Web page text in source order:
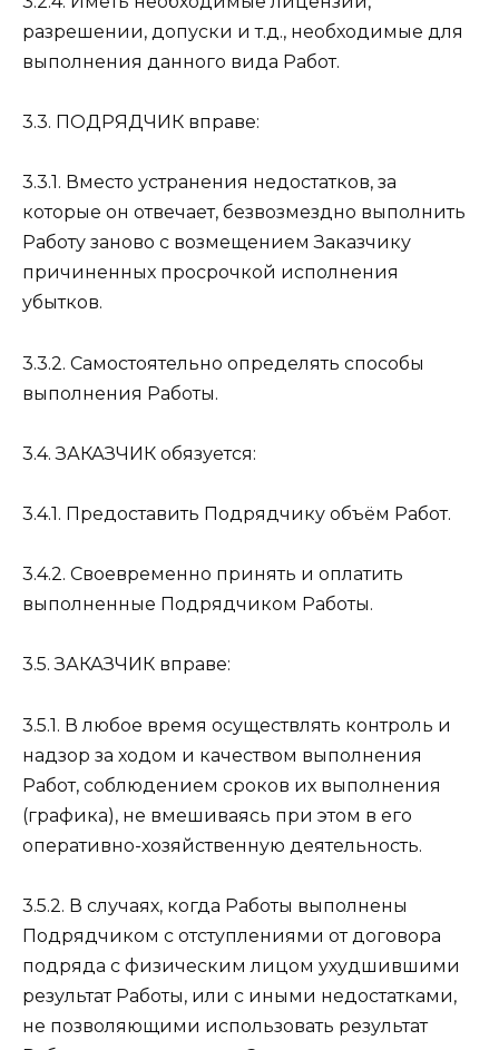
разрешении, допуски и т.д., необходимые для
выполнения данного вида Работ.
3.3. ПОДРЯДЧИК вправе:
3.3.1. Вместо устранения недостатков, за
которые он отвечает, безвозмездно выполнить
Работу заново с возмещением Заказчику
причиненных просрочкой исполнения
убытков.
3.3.2. Самостоятельно определять способы
выполнения Работы.
3.4. ЗАКАЗЧИК обязуется:
3.4.1. Предоставить Подрядчику объём Работ.
3.4.2. Своевременно принять и оплатить
выполненные Подрядчиком Работы.
3.5. ЗАКАЗЧИК вправе:
3.5.1. В любое время осуществлять контроль и
надзор за ходом и качеством выполнения
Работ, соблюдением сроков их выполнения
(графика), не вмешиваясь при этом в его
оперативно-хозяйственную деятельность.
3.5.2. В случаях, когда Работы выполнены
Подрядчиком с отступлениями от договора
подряда с физическим лицом ухудшившими
результат Работы, или с иными недостатками,
не позволяющими использовать результат